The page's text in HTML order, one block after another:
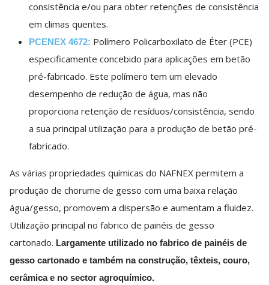
consistência e/ou para obter retenções de consistência
em climas quentes.
PCENEX 4672: Polímero Policarboxilato de Éter (PCE)
especificamente concebido para aplicações em betão
pré-fabricado. Este polímero tem um elevado
desempenho de redução de água, mas não
proporciona retenção de resíduos/consistência, sendo
a sua principal utilização para a produção de betão pré-
fabricado.
As várias propriedades químicas do NAFNEX permitem a
produção de chorume de gesso com uma baixa relação
água/gesso, promovem a dispersão e aumentam a fluidez.
Utilização principal no fabrico de painéis de gesso
cartonado. Largamente utilizado no fabrico de painéis de
gesso cartonado e também na construção, têxteis, couro,
cerâmica e no sector agroquímico.